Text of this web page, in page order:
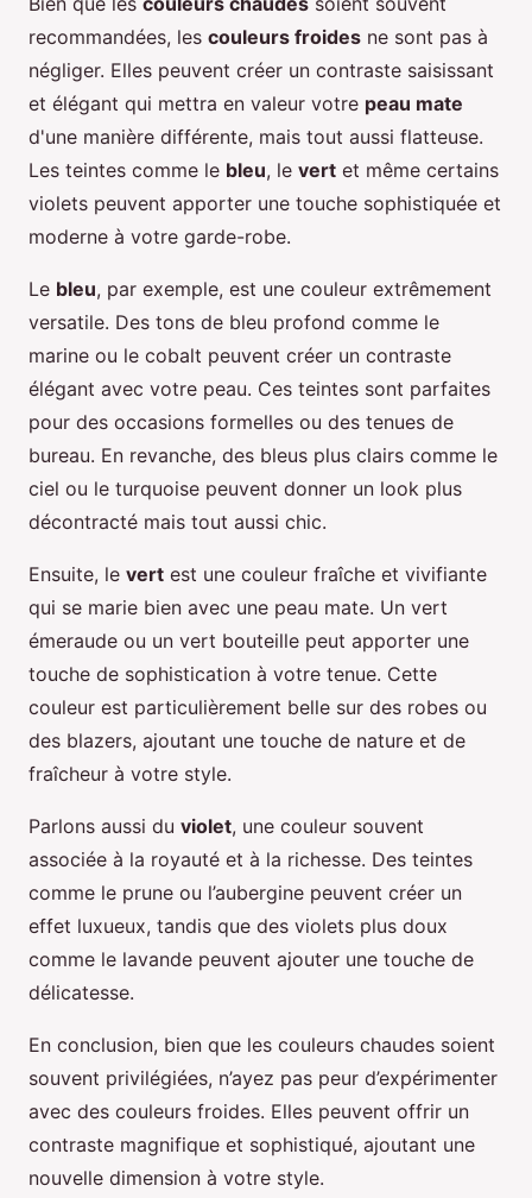
recommandées, les couleurs froides ne sont pas à
négliger. Elles peuvent créer un contraste saisissant
et élégant qui mettra en valeur votre peau mate
d'une manière différente, mais tout aussi flatteuse.
Les teintes comme le bleu, le vert et même certains
violets peuvent apporter une touche sophistiquée et
moderne à votre garde-robe.
Le bleu, par exemple, est une couleur extrêmement
versatile. Des tons de bleu profond comme le
marine ou le cobalt peuvent créer un contraste
élégant avec votre peau. Ces teintes sont parfaites
pour des occasions formelles ou des tenues de
bureau. En revanche, des bleus plus clairs comme le
ciel ou le turquoise peuvent donner un look plus
décontracté mais tout aussi chic.
Ensuite, le vert est une couleur fraîche et vivifiante
qui se marie bien avec une peau mate. Un vert
émeraude ou un vert bouteille peut apporter une
touche de sophistication à votre tenue. Cette
couleur est particulièrement belle sur des robes ou
des blazers, ajoutant une touche de nature et de
fraîcheur à votre style.
Parlons aussi du violet, une couleur souvent
associée à la royauté et à la richesse. Des teintes
comme le prune ou l’aubergine peuvent créer un
effet luxueux, tandis que des violets plus doux
comme le lavande peuvent ajouter une touche de
délicatesse.
En conclusion, bien que les couleurs chaudes soient
souvent privilégiées, n’ayez pas peur d’expérimenter
avec des couleurs froides. Elles peuvent offrir un
contraste magnifique et sophistiqué, ajoutant une
nouvelle dimension à votre style.